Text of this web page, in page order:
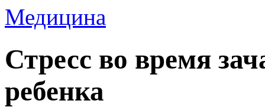
Медицина
Стресс во время
ребенка